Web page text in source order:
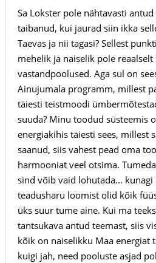
Sa Lokster pole nähtavasti
taibanud, kui jaurad siin ikka
Taevas ja nii tagasi? Sellest
mehelik ja naiselik pole
vastandpoolused. Aga sul on
Ainujumala programm, millest
täiesti teistmoodi
suuda? Minu toodud süsteemis
energiakihis täiesti sees, millest
saanud, siis vahest pead oma
harmooniat veel otsima.
sind võib vaid lohutada... kunagi
teadusharu loomist olid kõik
üks suur tume aine. Kui ma
tantsukava antud teemast, siis
kõik on naiselikku Maa energiat
kuigi jah, need pooluste asjad